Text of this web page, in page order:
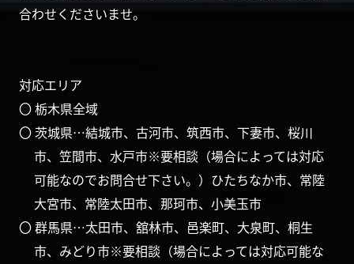
合わせくださいませ。
対応エリア
〇 栃木県全域
〇 茨城県…結城市、古河市、筑西市、下妻市、桜川
市、笠間市、水戸市※要相談（場合によっては対応
可能なのでお問合せ下さい。）ひたちなか市、常陸
大宮市、常陸太田市、那珂市、小美玉市
〇 群馬県…太田市、舘林市、邑楽町、大泉町、桐生
市、みどり市※要相談（場合によっては対応可能な